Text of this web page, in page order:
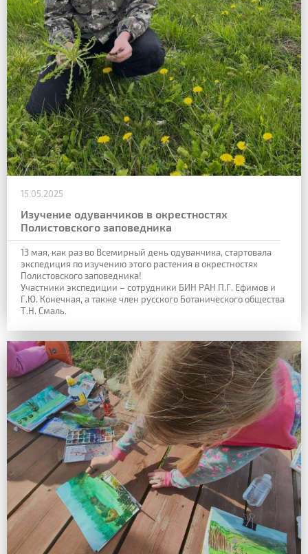
15.05.2025
Изучение одуванчиков в окрестностях
Полистовского заповедника
13 мая, как раз во Всемирный день одуванчика, стартовала
экспедиция по изучению этого растения в окрестностях
Полистовского заповедника!
Участники экспедиции – сотрудники БИН РАН П.Г. Ефимов и
Г.Ю. Конечная, а также член русского Ботанического общества
Т.Н. Смаль.